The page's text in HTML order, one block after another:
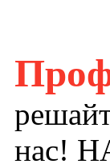
нас!